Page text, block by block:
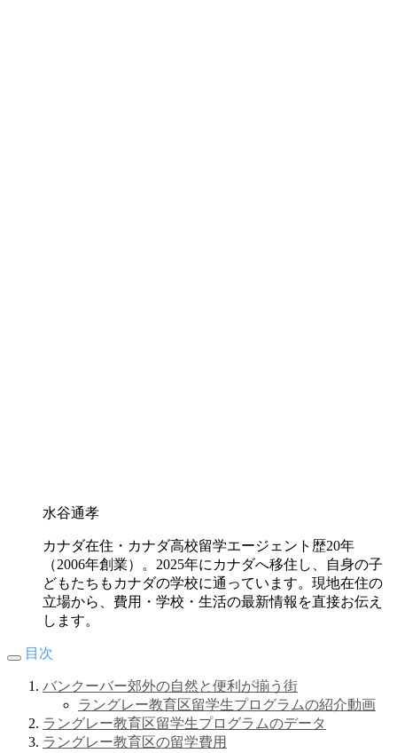
水谷通孝
カナダ在住・カナダ高校留学エージェント歴20年
（2006年創業）。2025年にカナダへ移住し、自身の子
どもたちもカナダの学校に通っています。現地在住の
立場から、費用・学校・生活の最新情報を直接お伝え
します。
目次
バンクーバー郊外の自然と便利が揃う街
ラングレー教育区留学生プログラムの紹介動画
ラングレー教育区留学生プログラムのデータ
ラングレー教育区の留学費用